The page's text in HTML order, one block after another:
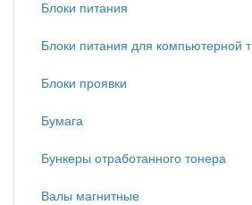
Блоки питания
Блоки питания для компьютерной т
Блоки проявки
Бумага
Бункеры отработанного тонера
Валы магнитные